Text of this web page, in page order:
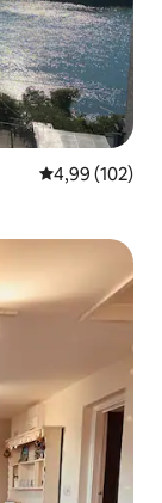
Povprečna
4,99 (102)